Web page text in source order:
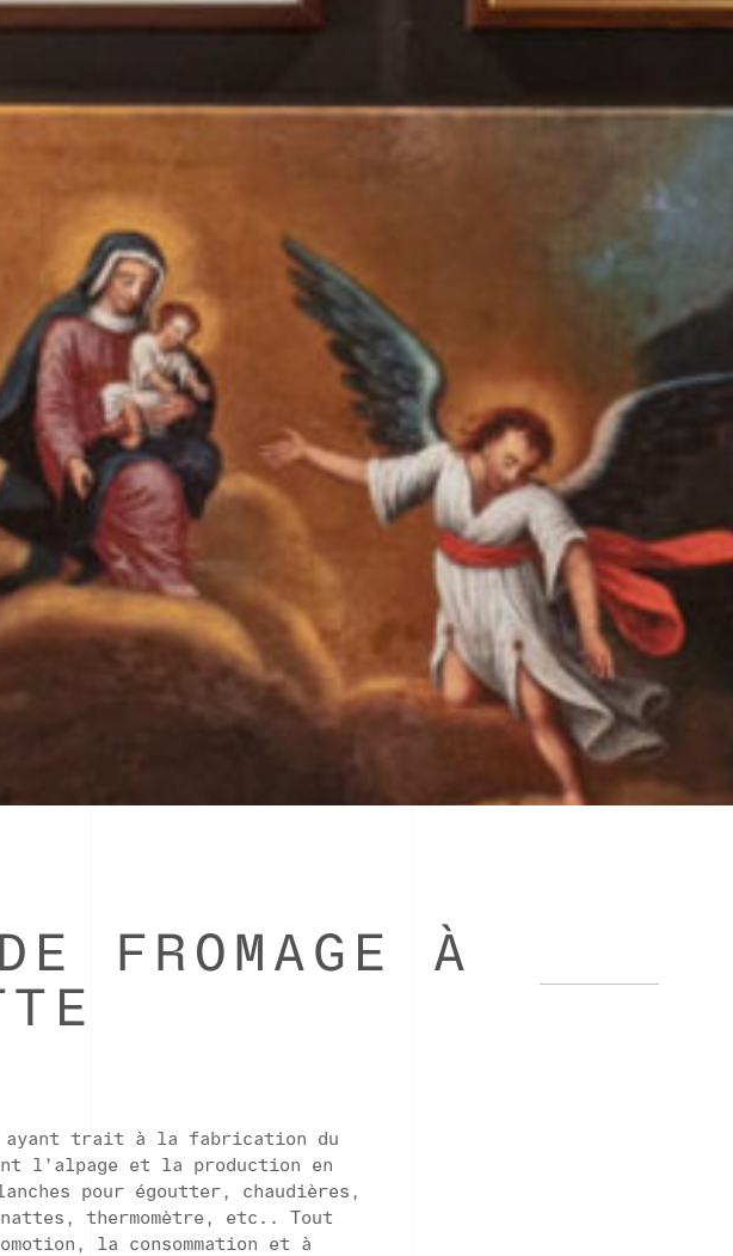
FROMAGE À
ayant trait à la fabrication du
l’alpage et la production en
pour égoutter, chaudières,
thermomètre, etc.. Tout
la consommation et àNEWSLETTER